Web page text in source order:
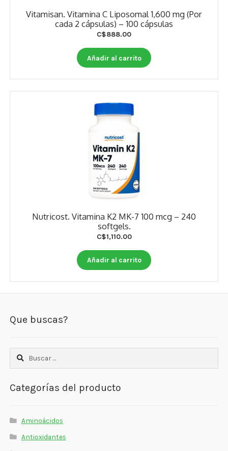
Vitamisan. Vitamina C Liposomal 1,600 mg (Por
cada 2 cápsulas) – 100 cápsulas
C$888.00
Añadir al carrito
Nutricost. Vitamina K2 MK-7 100 mcg – 240
softgels.
C$1,110.00
Añadir al carrito
Que buscas?
Buscar:
Categorías del producto
Aminoácidos
Antioxidantes